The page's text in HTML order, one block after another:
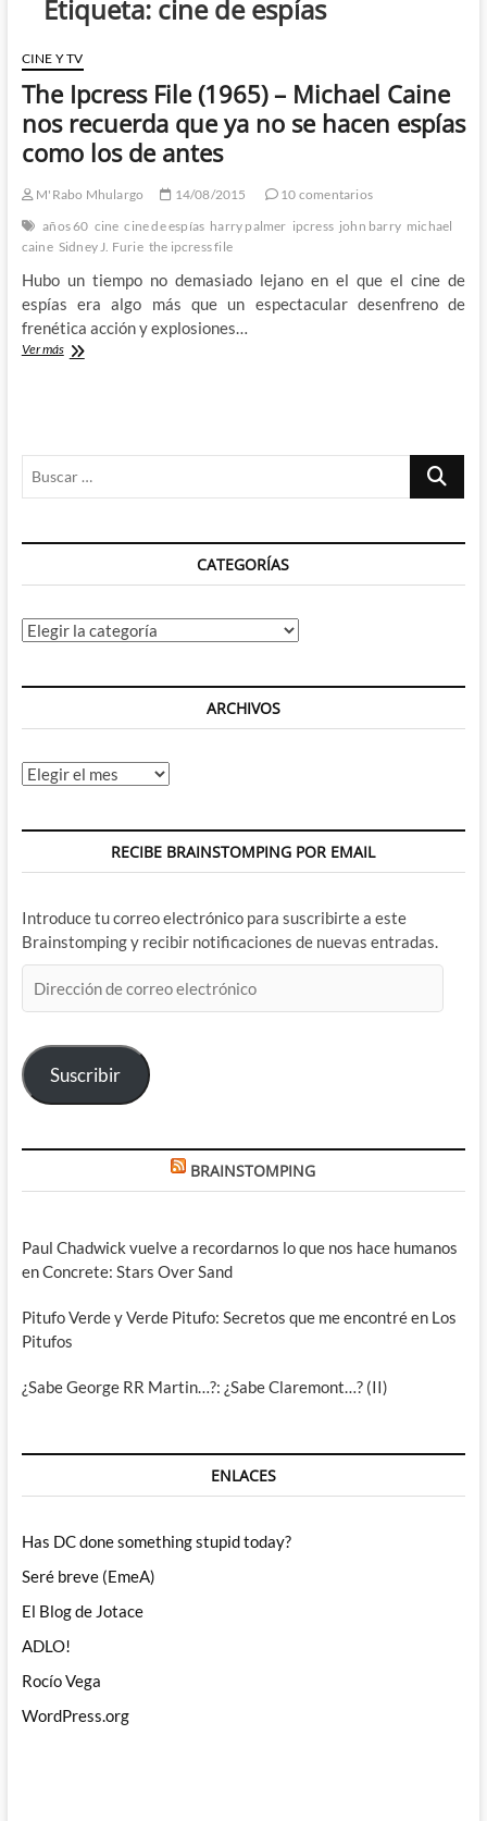
Etiqueta: cine de espías
CINE Y TV
The Ipcress File (1965) – Michael Caine
nos recuerda que ya no se hacen espías
como los de antes
M'Rabo Mhulargo 14/08/2015
10 comentarios
años 60 cine cine de espías harry palmer ipcress john barry michael
caine Sidney J. Furie the ipcress file
Hubo un tiempo no demasiado lejano en el que el cine de
espías era algo más que un espectacular desenfreno de
frenética acción y explosiones…
Ver másThe
nos
recuerda
ya
se
espías
como
Buscar
CATEGORÍAS
Categorías
ARCHIVOS
Archivos
RECIBE BRAINSTOMPING POR EMAIL
Introduce tu correo electrónico para suscribirte a este
Brainstomping y recibir notificaciones de nuevas entradas.
de
electrónico
Suscribir
BRAINSTOMPING
Paul Chadwick vuelve a recordarnos lo que nos hace humanos
en Concrete: Stars Over Sand
Pitufo Verde y Verde Pitufo: Secretos que me encontré en Los
Pitufos
¿Sabe George RR Martin…?: ¿Sabe Claremont…? (II)
ENLACES
Has DC done something stupid today?
Seré breve (EmeA)
El Blog de Jotace
ADLO!
Rocío Vega
WordPress.org